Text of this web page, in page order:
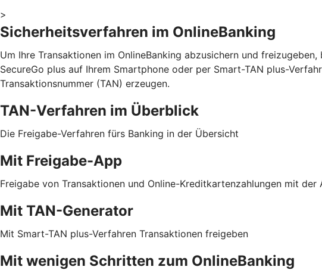
>
Sicherheitsverfahren im OnlineBanking
Um Ihre Transaktionen im OnlineBanking abzusichern und
SecureGo plus auf Ihrem Smartphone oder per Smart-TAN plus-
Transaktionsnummer (TAN) erzeugen.
TAN-Verfahren im Überblick
Die Freigabe-Verfahren fürs Banking in der Übersicht
Mit Freigabe-App
Freigabe von Transaktionen und Online-Kreditkartenzahlungen mit der
Mit TAN-Generator
Mit Smart-TAN plus-Verfahren Transaktionen freigeben
Mit wenigen Schritten zum OnlineBanking